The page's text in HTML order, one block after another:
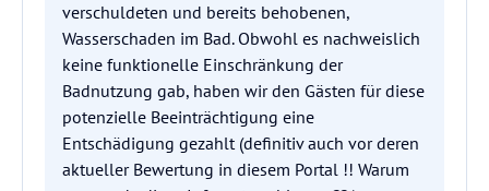
verschuldeten und bereits behobenen,
Wasserschaden im Bad. Obwohl es nachweislich
keine funktionelle Einschränkung der
Badnutzung gab, haben wir den Gästen für diese
potenzielle Beeinträchtigung eine
Entschädigung gezahlt (definitiv auch vor deren
aktueller Bewertung in diesem Portal !! Warum